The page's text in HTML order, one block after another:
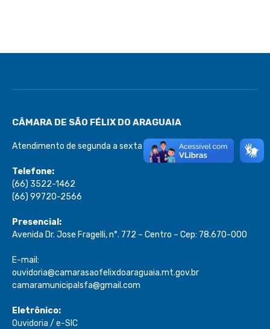
CÂMARA DE SÃO FÉLIX DO ARAGUAIA
Atendimento de segunda a sexta de 08:00 às 13:00
Telefone:
(66) 3522-1462
(66) 99720-2566
Presencial:
Avenida Dr. Jose Fragelli, n°. 772 – Centro – Cep: 78.670-000
E-mail:
ouvidoria@camarasaofelixdoaraguaia.mt.gov.br
camaramunicipalsfa@gmail.com
Eletrônico:
Ouvidoria / e-SIC